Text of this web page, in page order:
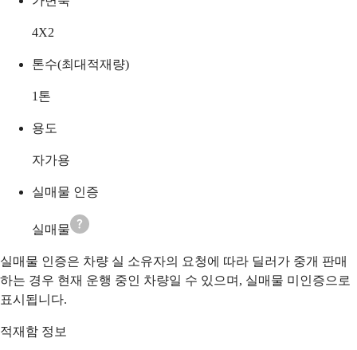
4X2
톤수(최대적재량)
1 톤
용도
자가용
실매물 인증
실매물
실매물 인증은 차량 실 소유자의 요청에 따라 딜러가 중개 판매
하는 경우 현재 운행 중인 차량일 수 있으며, 실매물 미인증으로
표시됩니다.
적재함 정보